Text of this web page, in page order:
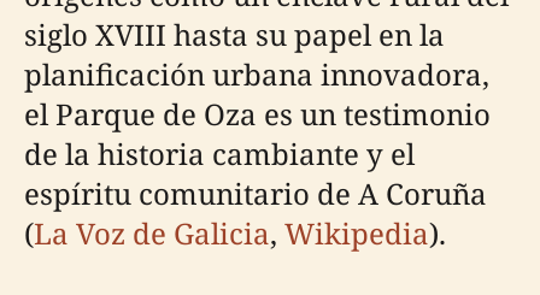
siglo XVIII hasta su papel en la
planificación urbana innovadora,
el Parque de Oza es un testimonio
de la historia cambiante y el
espíritu comunitario de A Coruña
(La Voz de Galicia, Wikipedia).